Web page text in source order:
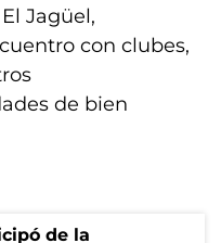
Jagüel,
con clubes,
de bien
de la